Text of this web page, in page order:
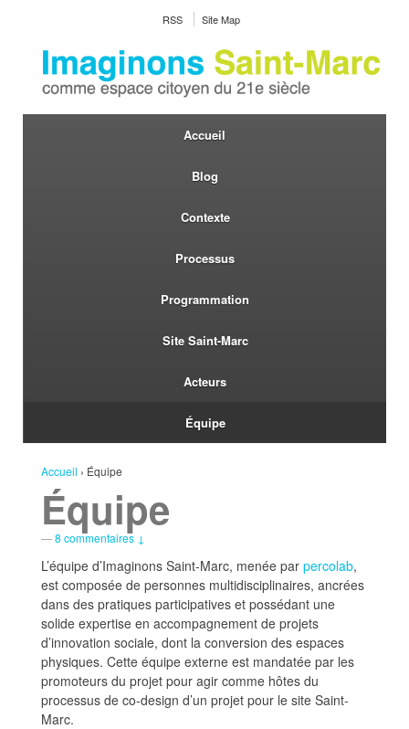
RSS Site Map
Accueil
Blog
Contexte
Processus
Programmation
Site Saint-Marc
Acteurs
Équipe
Accueil › Équipe
Équipe
—8 commentaires ↓
L’équipe d’Imaginons Saint-Marc, menée par percolab,
est composée de personnes multidisciplinaires, ancrées
dans des pratiques participatives et possédant une
solide expertise en accompagnement de projets
d’innovation sociale, dont la conversion des espaces
physiques. Cette équipe externe est mandatée par les
promoteurs du projet pour agir comme hôtes du
processus de co-design d’un projet pour le site Saint-
Marc.